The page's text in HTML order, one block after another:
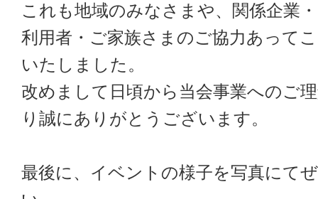
プライバシーポリシー
これも地域のみなさまや、関係企業
利用者・ご家族さまのご協力あって
いたしました。
改めまして日頃から当会事業へのご
り誠にありがとうございます。
最後に、イベントの様子を写真にて